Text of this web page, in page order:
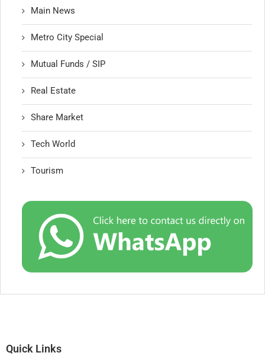
Main News
Metro City Special
Mutual Funds / SIP
Real Estate
Share Market
Tech World
Tourism
Quick Links